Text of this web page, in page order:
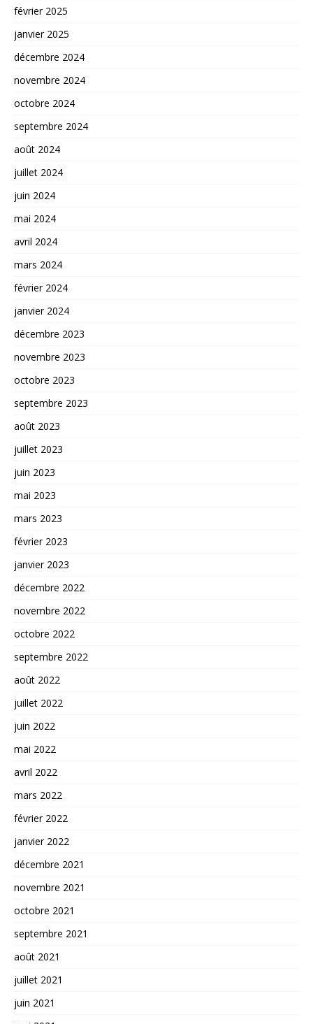
février 2025
janvier 2025
décembre 2024
novembre 2024
octobre 2024
septembre 2024
août 2024
juillet 2024
juin 2024
mai 2024
avril 2024
mars 2024
février 2024
janvier 2024
décembre 2023
novembre 2023
octobre 2023
septembre 2023
août 2023
juillet 2023
juin 2023
mai 2023
mars 2023
février 2023
janvier 2023
décembre 2022
novembre 2022
octobre 2022
septembre 2022
août 2022
juillet 2022
juin 2022
mai 2022
avril 2022
mars 2022
février 2022
janvier 2022
décembre 2021
novembre 2021
octobre 2021
septembre 2021
août 2021
juillet 2021
juin 2021